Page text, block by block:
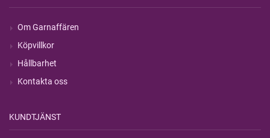
Om Garnaffären
Köpvillkor
Hållbarhet
Kontakta oss
KUNDTJÄNST